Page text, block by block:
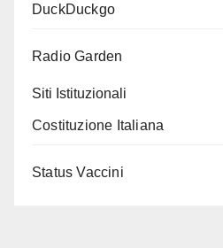
DuckDuckgo
Radio Garden
Siti Istituzionali
Costituzione Italiana
Status Vaccini